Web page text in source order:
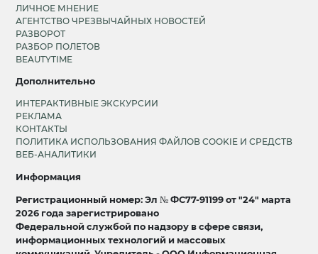
ЛИЧНОЕ МНЕНИЕ
АГЕНТСТВО ЧРЕЗВЫЧАЙНЫХ НОВОСТЕЙ
РАЗВОРОТ
РАЗБОР ПОЛЕТОВ
BEAUTYTIME
Дополнительно
ИНТЕРАКТИВНЫЕ ЭКСКУРСИИ
РЕКЛАМА
КОНТАКТЫ
ПОЛИТИКА ИСПОЛЬЗОВАНИЯ ФАЙЛОВ COOKIE И СРЕДСТВ
ВЕБ-АНАЛИТИКИ
Информация
Регистрационный номер: Эл № ФС77-91199 от "24" марта
2026 года зарегистрировано
Федеральной службой по надзору в сфере связи,
информационных технологий и массовых